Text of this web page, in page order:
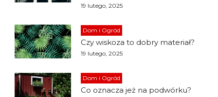
19 lutego, 2025
Dom i Ogród
Czy wiskoza to dobry materiał?
19 lutego, 2025
Dom i Ogród
Co oznacza jeż na podwórku?